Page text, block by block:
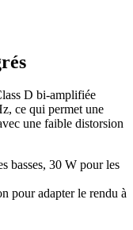
D bi-amplifiée
ce qui permet une
une faible distorsion
basses, 30 W pour les
pour adapter le rendu à